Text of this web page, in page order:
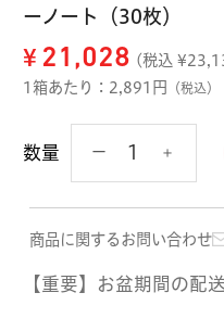
ーノート（30枚）
¥ 21,028 (税込 ¥
1箱あたり：2,891円
（税込）
数量
商品に関するお問い合わせ
【重要】お盆期間の配